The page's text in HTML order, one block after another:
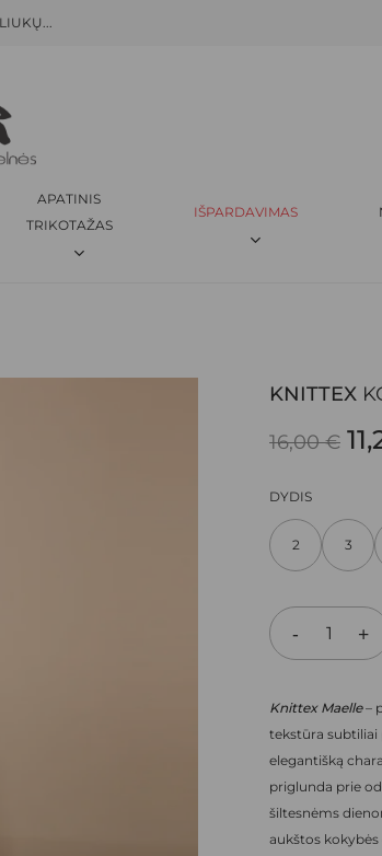
APATINIS
TRIKOTAŽAS
IŠPARDAVIMAS
KNITTEX
16,00€
DYDIS
2 3
Knittex Maelle–
tekstūra subtiliai
elegantišką
priglunda prie
šiltesnėms
aukštos
adresas nebus skelbiamas.
ĮVERTINIMAS
ATSILIEPIMAS
NORIU SAVO INTERNETO NARŠYKLĖJE IŠSAUGOTI
PUSLAPĮ, KAD JŲ NEBEREIKTŲ ĮVESTI IŠ